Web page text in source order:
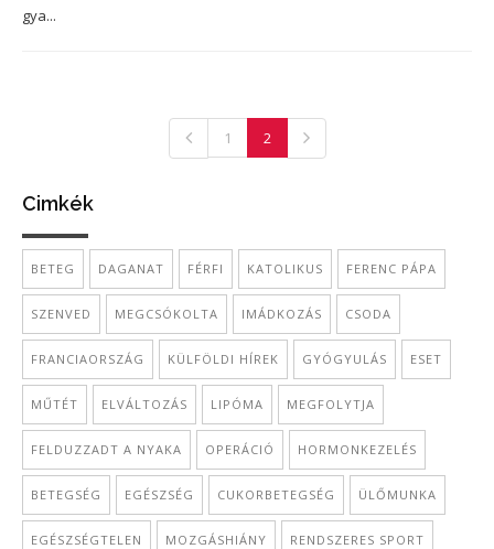
gya...
1 2
Cimkék
BETEG DAGANAT FÉRFI KATOLIKUS FERENC PÁPA
SZENVED MEGCSÓKOLTA IMÁDKOZÁS CSODA
FRANCIAORSZÁG KÜLFÖLDI HÍREK GYÓGYULÁS ESET
MŰTÉT ELVÁLTOZÁS LIPÓMA MEGFOLYTJA
FELDUZZADT A NYAKA OPERÁCIÓ HORMONKEZELÉS
BETEGSÉG EGÉSZSÉG CUKORBETEGSÉG ÜLŐMUNKA
EGÉSZSÉGTELEN MOZGÁSHIÁNY RENDSZERES SPORT